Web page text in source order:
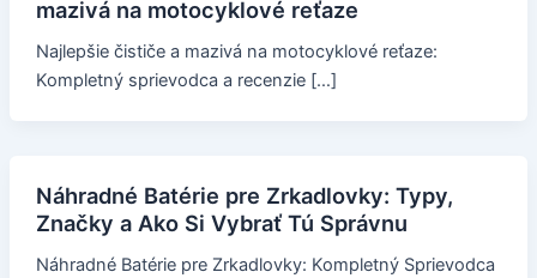
mazivá na motocyklové reťaze
Najlepšie čističe a mazivá na motocyklové reťaze:
Kompletný sprievodca a recenzie […]
Náhradné Batérie pre Zrkadlovky: Typy,
Značky a Ako Si Vybrať Tú Správnu
Náhradné Batérie pre Zrkadlovky: Kompletný Sprievodca